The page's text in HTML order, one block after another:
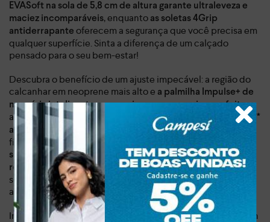
EVASoft na sola de 5,8 cm de altura garante ultraleveza e
maciez incomparáveis, enquanto as soletas 4Grip
antiderrapante oferecem a segurança que você precisa em
qualquer superfície. Sinta a diferença de um calçado
pensado para o seu bem-estar!
Descubra o benefício de um ajuste impecável: a região do
calcanhar em neoprene mais alto e a palmilha Impulse+ de
memória inteligente proporcionam um encaixe perfeito,
além de um conforto que dura o dia todo. O
drop de 10mm**
assegura maior estabilidade
, ideal para suas atividades
físicas ou para o ritmo agitado do dia a dia. Com detalhes
sem costura da tecnologia Frequency e cadarços
reguláveis com sexto furo, este tênis feminino Kolosh não
só se adapta ao seu pé, mas também ao seu estilo de vida
ativo e versátil.
Invista em você e eleve sua experiência com o Tênis Kolosh